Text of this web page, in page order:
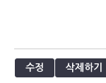
수정 삭제하기